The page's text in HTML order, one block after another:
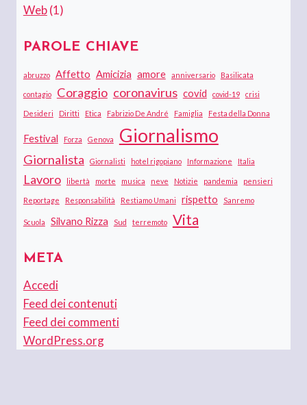
Web(1)
PAROLE CHIAVE
abruzzo Affetto Amicizia amore anniversario Basilicata
contagio Coraggio coronavirus covid covid-19 crisi
Desideri Diritti Etica Fabrizio De André Famiglia Festa della Donna
Festival Forza Genova Giornalismo
Giornalista Giornalisti hotel rigopiano Informazione Italia
Lavoro libertà morte musica neve Notizie pandemia pensieri
Reportage Responsabilità Restiamo Umani rispetto Sanremo
Scuola Silvano Rizza Sud terremoto Vita
META
Accedi
Feed dei contenuti
Feed dei commenti
WordPress.org